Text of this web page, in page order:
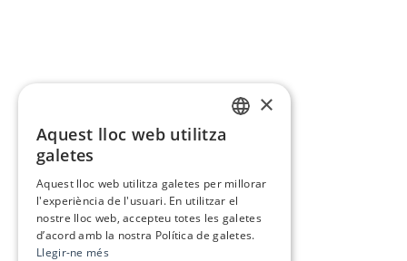
×
Aquest lloc web utilitza
galetes
Aquest lloc web utilitza galetes per millorar
l'experiència de l'usuari. En utilitzar el
nostre lloc web, accepteu totes les galetes
d’acord amb la nostra Política de galetes.
Llegir-ne més